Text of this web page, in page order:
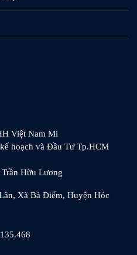
Việt Nam Mi
hoạch và Đầu Tư Tp.HCM
Hữu Lương
Xã Bà Điểm, Huyện Hóc